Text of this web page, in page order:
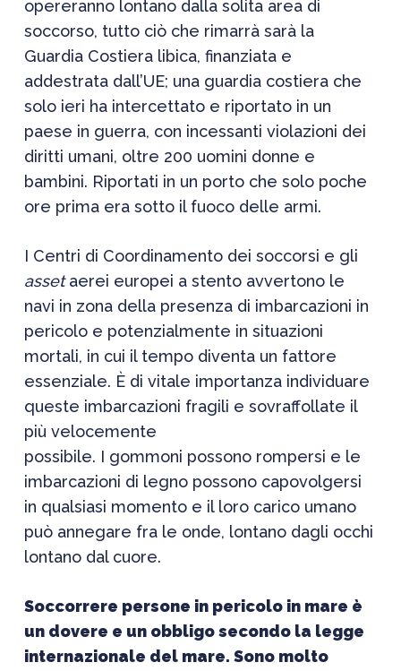
opereranno lontano dalla solita area di
soccorso, tutto ciò che rimarrà sarà la
Guardia Costiera libica, finanziata e
addestrata dall’UE; una guardia costiera che
solo ieri ha intercettato e riportato in un
paese in guerra, con incessanti violazioni dei
diritti umani, oltre 200 uomini donne e
bambini. Riportati in un porto che solo poche
ore prima era sotto il fuoco delle armi.
I Centri di Coordinamento dei soccorsi e gli
assetaerei europei a stento avvertono le
navi in zona della presenza di imbarcazioni in
pericolo e potenzialmente in situazioni
mortali, in cui il tempo diventa un fattore
essenziale. È di vitale importanza individuare
queste imbarcazioni fragili e sovraffollate il
più velocemente
possibile. I gommoni possono rompersi e le
imbarcazioni di legno possono capovolgersi
in qualsiasi momento e il loro carico umano
può annegare fra le onde, lontano dagli occhi
lontano dal cuore.
Soccorrere persone in pericolo in mare è
un dovere e un obbligo secondo la legge
internazionale del mare. Sono molto